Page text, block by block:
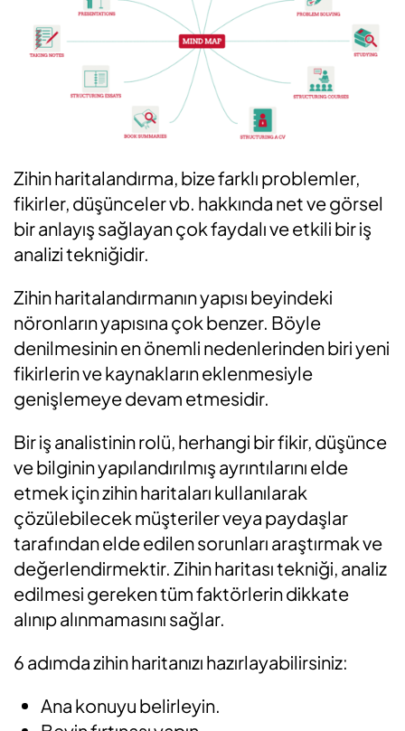
Zihin haritalandırma, bize farklı problemler,
fikirler, düşünceler vb. hakkında net ve görsel
bir anlayış sağlayan çok faydalı ve etkili bir iş
analizi tekniğidir.
Zihin haritalandırmanın yapısı beyindeki
nöronların yapısına çok benzer. Böyle
denilmesinin en önemli nedenlerinden biri yeni
fikirlerin ve kaynakların eklenmesiyle
genişlemeye devam etmesidir.
Bir iş analistinin rolü, herhangi bir fikir, düşünce
ve bilginin yapılandırılmış ayrıntılarını elde
etmek için zihin haritaları kullanılarak
çözülebilecek müşteriler veya paydaşlar
tarafından elde edilen sorunları araştırmak ve
değerlendirmektir. Zihin haritası tekniği, analiz
edilmesi gereken tüm faktörlerin dikkate
alınıp alınmamasını sağlar.
6 adımda zihin haritanızı hazırlayabilirsiniz:
Ana konuyu belirleyin.